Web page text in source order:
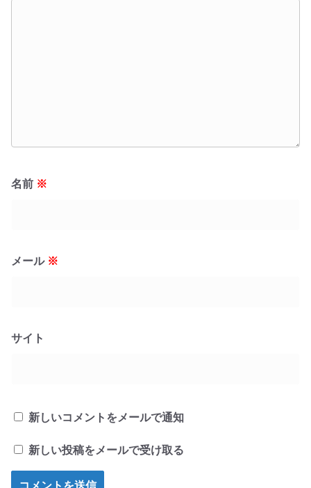
名前 ※
メール ※
サイト
新しいコメントをメールで通知
新しい投稿をメールで受け取る